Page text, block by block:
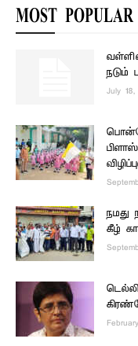
MOST POPULAR
நடும்
July 18,
நமது
கீழ்